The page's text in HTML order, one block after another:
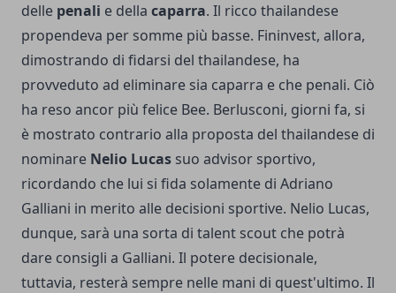
delle penali e della caparra. Il ricco thailandese
propendeva per somme più basse. Fininvest, allora,
dimostrando di fidarsi del thailandese, ha
provveduto ad eliminare sia caparra e che penali. Ciò
ha reso ancor più felice Bee. Berlusconi, giorni fa, si
è mostrato contrario alla proposta del thailandese di
nominare Nelio Lucas suo advisor sportivo,
ricordando che lui si fida solamente di Adriano
Galliani in merito alle decisioni sportive. Nelio Lucas,
dunque, sarà una sorta di talent scout che potrà
dare consigli a Galliani. Il potere decisionale,
tuttavia, resterà sempre nelle mani di quest'ultimo. Il